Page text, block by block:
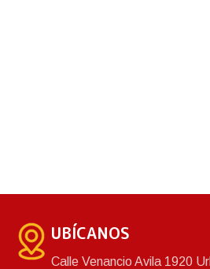
UBÍCANOS
Calle Venancio Avila 1920